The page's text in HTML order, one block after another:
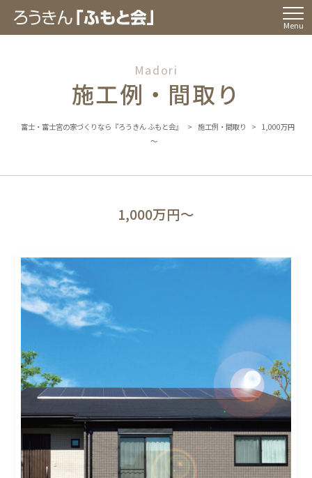
Menu
Madori
施工例・間取り
富士・富士宮の家づくりなら『ろうきん ふもと会』 > 施工例・間取り > 1,000万円
～
1,000万円～